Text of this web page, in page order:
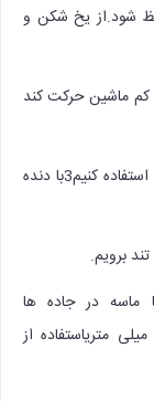
شود.از یخ شکن و
کم ماشین حرکت کند
: باید باسرعت کم رانندگی کنیم2از زنجیر چرخ استفاده کنیم3با دنده
برویم.
ماسه در جاده ها
بریزیماستفاده از زنجیر چرخیخ شکنلاستیک های ۳ میلی متریاستفاده از